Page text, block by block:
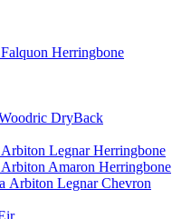
Herringbone
DryBack
Legnar Herringbone
Amaron Herringbone
Arbiton Legnar Chevron